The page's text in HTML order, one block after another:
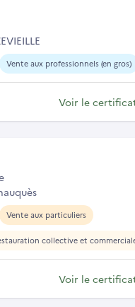
Vente aux professionnels (en gros)
Voir le
Vente aux particuliers
collective et
Voir le